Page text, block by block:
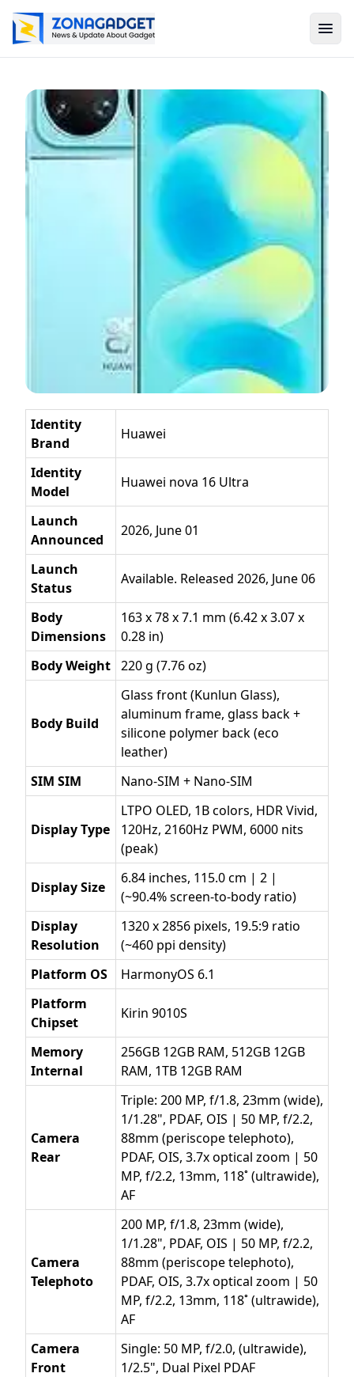
Identity
Brand
Huawei
Identity
Model
Huawei nova 16 Ultra
Launch
Announced
2026, June 01
Launch
Status
Available. Released 2026, June 06
Body
Dimensions
163 x 78 x 7.1 mm (6.42 x 3.07 x
0.28 in)
Body Weight 220 g (7.76 oz)
Body Build
Glass front (Kunlun Glass),
aluminum frame, glass back +
silicone polymer back (eco
leather)
SIM SIM
Nano-SIM + Nano-SIM
Display Type
LTPO OLED, 1B colors, HDR Vivid,
120Hz, 2160Hz PWM, 6000 nits
(peak)
Display Size
6.84 inches, 115.0 cm | 2 |
(~90.4% screen-to-body ratio)
Display
Resolution
1320 x 2856 pixels, 19.5:9 ratio
(~460 ppi density)
Platform OS
HarmonyOS 6.1
Platform
Chipset
Kirin 9010S
Memory
Internal
256GB 12GB RAM, 512GB 12GB
RAM, 1TB 12GB RAM
Camera
Rear
Triple: 200 MP, f/1.8, 23mm (wide),
1/1.28", PDAF, OIS | 50 MP, f/2.2,
88mm (periscope telephoto),
PDAF, OIS, 3.7x optical zoom | 50
MP, f/2.2, 13mm, 118˚ (ultrawide),
AF
Camera
Telephoto
200 MP, f/1.8, 23mm (wide),
1/1.28", PDAF, OIS | 50 MP, f/2.2,
88mm (periscope telephoto),
PDAF, OIS, 3.7x optical zoom | 50
MP, f/2.2, 13mm, 118˚ (ultrawide),
AF
Camera
Front
Single: 50 MP, f/2.0, (ultrawide),
1/2.5", Dual Pixel PDAF